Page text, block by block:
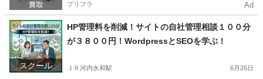
プリフラ Ad
スクール
HP管理料を削減！サイトの自社管理相談１００分
が３８００円！WordpressとSEOを学ぶ！
ＪＲ河内永和駅 6月26日